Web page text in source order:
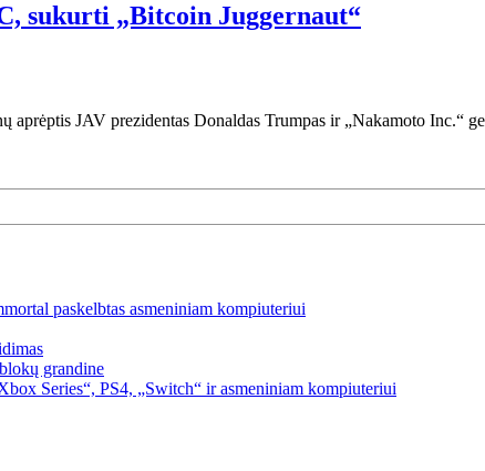
sukurti „Bitcoin Juggernaut“
aprėptis JAV prezidentas Donaldas Trumpas ir „Nakamoto Inc.“
paskelbtas asmeniniam kompiuteriui
grandine
Series“, PS4, „Switch“ ir asmeniniam kompiuteriui